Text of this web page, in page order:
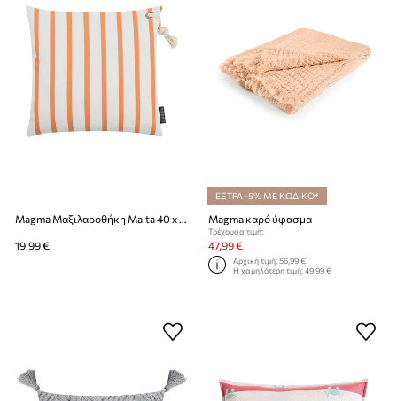
Magma Μαξιλαροθήκη Malta 40 x 40 cm
19,99 €
ΕΞΤΡΑ -5% ΜΕ ΚΩΔΙΚΟ*
Magma καρό ύφασμα
Τρέχουσα τιμή:
47,99 €
Αρχική τιμή:56,99 €
Η χαμηλότερη τιμή:49,99 €